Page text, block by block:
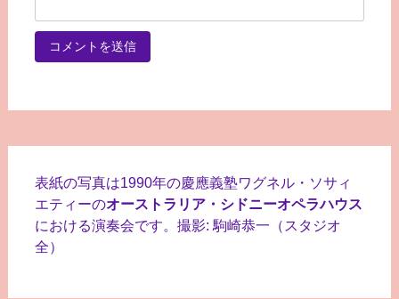
表紙の写真は1990年の慶應義塾ワグネル・ソサィ
エティーのオーストラリア・シドニーオペラハウス
における演奏会です。撮影: 駒崎恭一（スタジオ
全）